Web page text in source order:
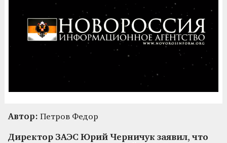
Автор: Петров Федор
Директор ЗАЭС Юрий Черничук заявил, что